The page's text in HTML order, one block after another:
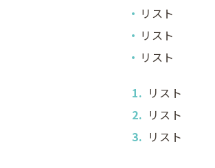
リスト
リスト
リスト
リスト
リスト
リスト